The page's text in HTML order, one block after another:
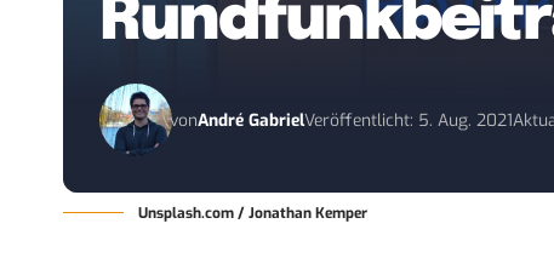
vonAndré GabrielVeröffentlicht: 5. Aug. 2021
Unsplash.com / Jonathan Kemper